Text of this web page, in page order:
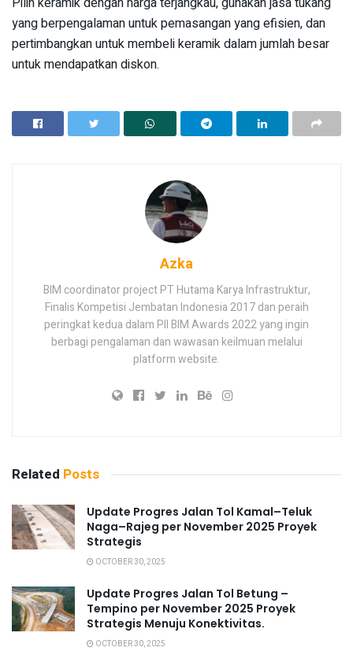
yang berpengalaman untuk pemasangan yang efisien, dan
pertimbangkan untuk membeli keramik dalam jumlah besar
untuk mendapatkan diskon.
Azka
BIM coordinator project PT Hutama Karya Infrastruktur,
Finalis Kompetisi Jembatan Indonesia 2017 dan peraih
peringkat kedua dalam PII BIM Awards 2022 yang ingin
berbagi pengalaman dan wawasan keilmuan melalui
platform website.
Related Posts
Update Progres Jalan Tol Kamal–Teluk
Naga–Rajeg per November 2025 Proyek
Strategis
OCTOBER 30, 2025
Update Progres Jalan Tol Betung –
Tempino per November 2025 Proyek
Strategis Menuju Konektivitas.
OCTOBER 30, 2025